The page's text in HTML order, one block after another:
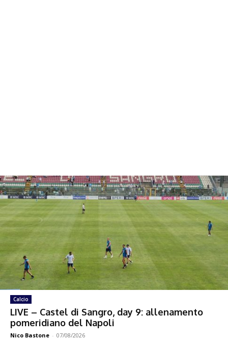
Calcio
LIVE – Castel di Sangro, day 9: allenamento
pomeridiano del Napoli
Nico Bastone - 07/08/2026